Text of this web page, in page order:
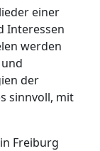
einer
Interessen
werden
der
sinnvoll, mit
Freiburg